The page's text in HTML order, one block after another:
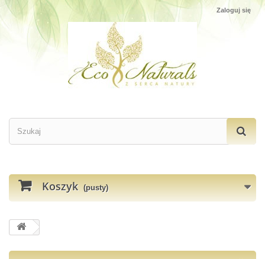
Zaloguj się
Koszyk (pusty)